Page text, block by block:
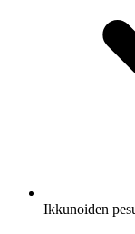
Ikkunoiden